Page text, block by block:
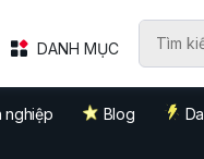
DANH MỤC
nghiệp Blog